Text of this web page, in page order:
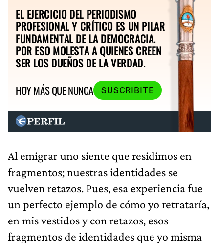
EL EJERCICIO DEL PERIODISMO
PROFESIONAL Y CRÍTICO ES UN PILAR
FUNDAMENTAL DE LA DEMOCRACIA.
POR ESO MOLESTA A QUIENES CREEN
SER LOS DUEÑOS DE LA VERDAD.
HOY MÁS QUE NUNCA
SUSCRIBITE
Al emigrar uno siente que residimos en
fragmentos; nuestras identidades se
vuelven retazos. Pues, esa experiencia fue
un perfecto ejemplo de cómo yo retrataría,
en mis vestidos y con retazos, esos
fragmentos de identidades que yo misma